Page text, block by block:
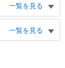
一覧を見る
、井の頭通り、京王
一覧を見る